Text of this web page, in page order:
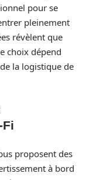
pour se
pleinement
révèlent que
choix dépend
la logistique de
proposent des
à bord